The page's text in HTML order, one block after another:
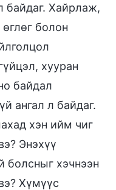
байдаг. Хайрлаж,
болон
хууран
байдал
ангал л байдаг.
хэн ийм чиг
Энэхүү
болсныг хэчнээн
Хүмүүс